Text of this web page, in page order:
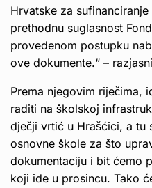
Hrvatske za
prethodnu suglasnost
provedenom postupku
ove dokumente.“ –
Prema njegovim riječima,
raditi na školskoj
dječji vrtić u Hrašćici, a tu
osnovne škole za što
dokumentaciju i bit ćemo
koji ide u prosincu. Tako